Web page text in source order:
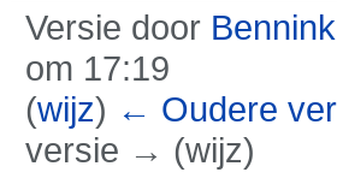
Versie door
om 17:19
(wijz) ← Oudere
versie → (wijz)